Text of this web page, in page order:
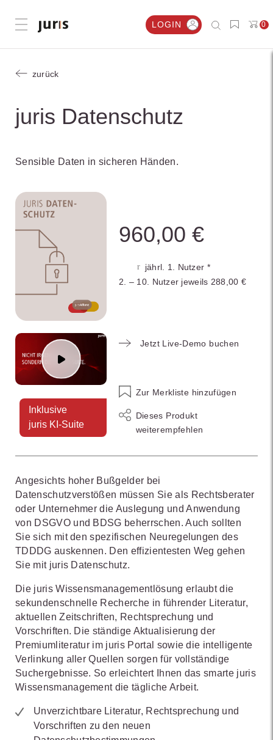
Menü öffnen LOGIN 0
zurück
juris Datenschutz
Sensible Daten in sicheren Händen.
Inklusive
juris KI-Suite
Angesichts hoher Bußgelder bei
Datenschutzverstößen müssen Sie als Rechtsberater
oder Unternehmer die Auslegung und Anwendung
von DSGVO und BDSG beherrschen. Auch sollten
Sie sich mit den spezifischen Neuregelungen des
TDDDG auskennen. Den effizientesten Weg gehen
Sie mit juris Datenschutz.
Die juris Wissensmanagementlösung erlaubt die
sekundenschnelle Recherche in führender Literatur,
aktuellen Zeitschriften, Rechtsprechung und
Vorschriften. Die ständige Aktualisierung der
Premiumliteratur im juris Portal sowie die intelligente
Verlinkung aller Quellen sorgen für vollständige
Suchergebnisse. So erleichtert Ihnen das smarte juris
Wissensmanagement die tägliche Arbeit.
Unverzichtbare Literatur, Rechtsprechung und
Vorschriften zu den neuen
960,00 €
jährl. 1. Nutzer *
2. – 10. Nutzer jeweils 288,00 €
Zur Merkliste hinzufügen
Dieses Produkt
weiterempfehlen
Jetzt Live-Demo buchen